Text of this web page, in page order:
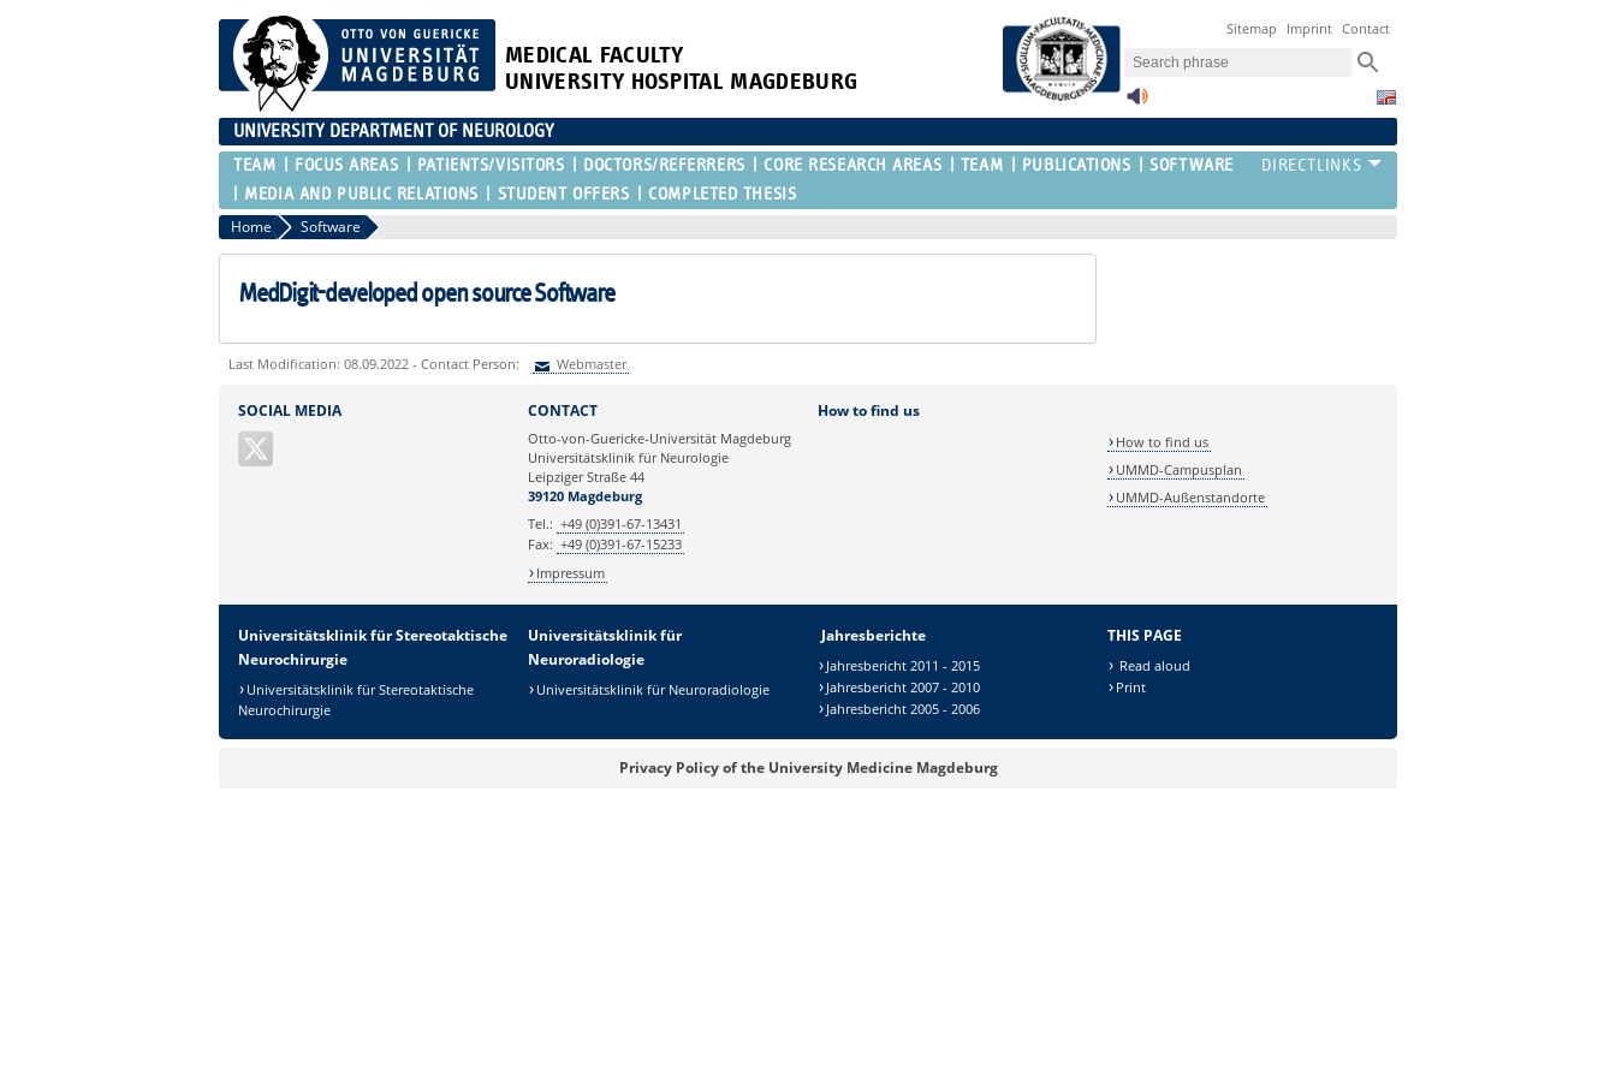
MEDICAL FACULTY
UNIVERSITY HOSPITAL MAGDEBURG
Sitemap Imprint Contact
UNIVERSITY DEPARTMENT OF NEUROLOGY
TEAM FOCUS AREAS PATIENTS/VISITORS DOCTORS/REFERRERS CORE RESEARCH AREAS TEAM PUBLICATIONS
SOFTWARE
MEDIA AND PUBLIC RELATIONS
STUDENT OFFERS COMPLETED THESIS
Home Software
MedDigit-developed open source Software
Last Modification: 08.09.2022 - Contact Person: Webmaster
Ihre E-Mailadresse:
SOCIAL MEDIA CONTACT
Otto-von-Guericke-Universität Magdeburg
Universitätsklinik für Neurologie
Leipziger Straße 44
39120 Magdeburg
Tel.: +49 (0)391-67-13431
Fax: +49 (0)391-67-15233
Impressum
How to find us
How to find us
UMMD-Campusplan
UMMD-Außenstandorte
Universitätsklinik für Stereotaktische
Neurochirurgie
Universitätsklinik für Stereotaktische
Neurochirurgie
Universitätsklinik für
Neuroradiologie
Universitätsklinik für Neuroradiologie
Jahresberichte
Jahresbericht 2011 - 2015
Jahresbericht 2007 - 2010
Jahresbericht 2005 - 2006
THIS PAGE
Read aloud
Print
Privacy Policy of the University Medicine Magdeburg